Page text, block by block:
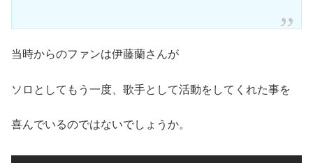
当時からのファンは伊藤蘭さんが
ソロとしてもう一度、歌手として活動をしてくれた事を
喜んでいるのではないでしょうか。